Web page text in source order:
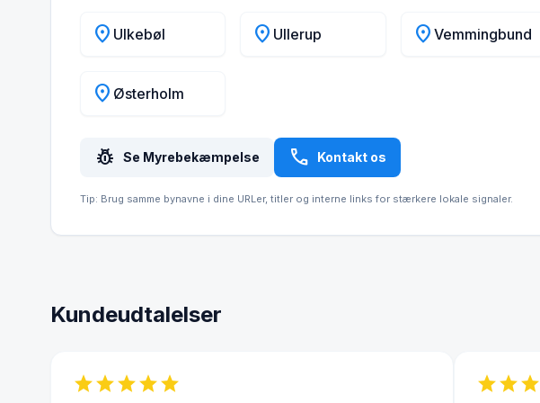
location_on Ulkebøl location_on Ullerup location_on Vemmingbund
location_on Østerholm
pest_control Se Myrebekæmpelse call Kontakt os
Tip: Brug samme bynavne i dine URLer, titler og interne links for stærkere lokale signaler.
Kundeudtalelser
starstarstarstarstar starstarstar